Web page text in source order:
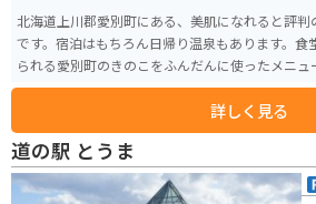
北海道上川郡愛別町にある、美肌になれると評
です。宿泊はもちろん日帰り温泉もあります。食
られる愛別町のきのこをふんだんに使ったメニュ
詳しく見る
道の駅 とうま